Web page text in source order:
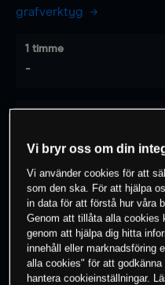
grafverktyg
1 timme
-
0% av kunderna
instrument
Vi bryr oss om din
Vi använder cookies för att
som den ska. För att hjälpa
in data för att förstå hur våra
Genom att tillåta alla cookies
genom att hjälpa dig hitta
innehåll eller marknadsföring
alla cookies" för att
hantera cookieinställningar.